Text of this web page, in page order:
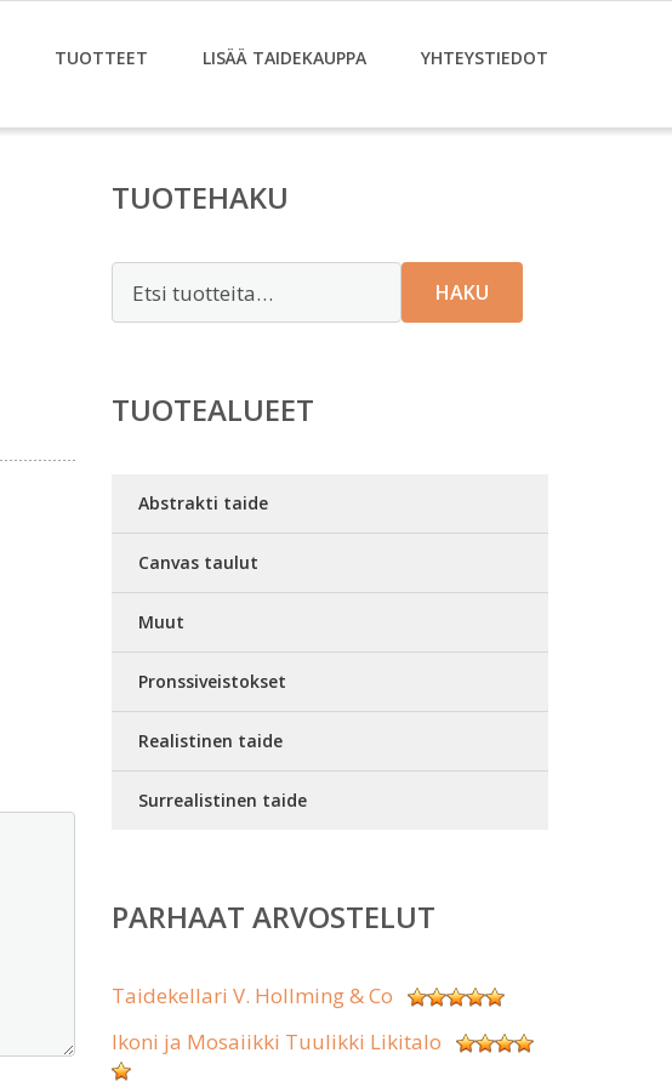
TUOTTEET LISÄÄ TAIDEKAUPPA YHTEYSTIEDOT
TUOTEHAKU
HAKU
TUOTEALUEET
Abstrakti taide
Canvas taulut
Muut
Pronssiveistokset
Realistinen taide
Surrealistinen taide
PARHAAT ARVOSTELUT
Taidekellari V. Hollming & Co
Ikoni ja Mosaiikki Tuulikki Likitalo